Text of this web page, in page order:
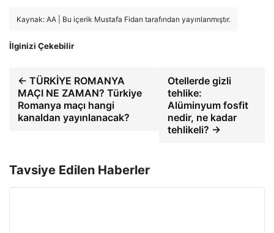
Kaynak: AA | Bu içerik Mustafa Fidan tarafından yayınlanmıştır.
İlginizi Çekebilir
← TÜRKİYE ROMANYA
MAÇI NE ZAMAN? Türkiye
Romanya maçı hangi
kanaldan yayınlanacak?
Otellerde gizli
tehlike:
Alüminyum fosfit
nedir, ne kadar
tehlikeli? →
Tavsiye Edilen Haberler